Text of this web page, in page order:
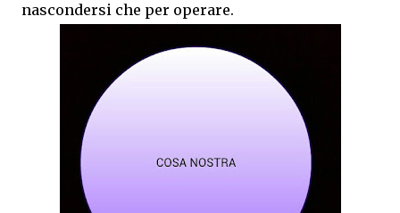
nascondersi che per operare.